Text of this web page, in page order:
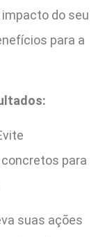
do seu
para a
para
suas ações